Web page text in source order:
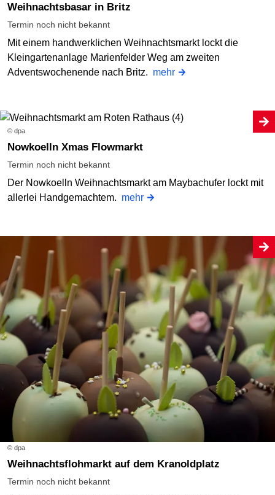
Weihnachtsbasar in Britz
Termin noch nicht bekannt
Mit einem handwerklichen Weihnachtsmarkt lockt die
Kleingartenanlage Marienfelder Weg am zweiten
Adventswochenende nach Britz. mehr
© dpa
Nowkoelln Xmas Flowmarkt
Termin noch nicht bekannt
Der Nowkoelln Weihnachtsmarkt am Maybachufer lockt mit
allerlei Handgemachtem. mehr
© dpa
Weihnachtsflohmarkt auf dem Kranoldplatz
Termin noch nicht bekannt